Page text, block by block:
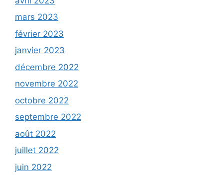
mars 2023
février 2023
janvier 2023
décembre 2022
novembre 2022
octobre 2022
septembre 2022
août 2022
juillet 2022
juin 2022